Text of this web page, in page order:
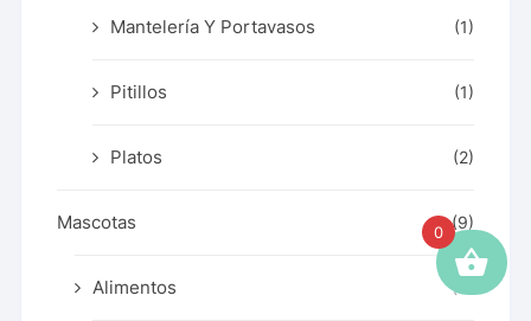
Mantelería Y Portavasos (1)
Pitillos (1)
Platos (2)
Mascotas (9)
Alimentos (9)
0